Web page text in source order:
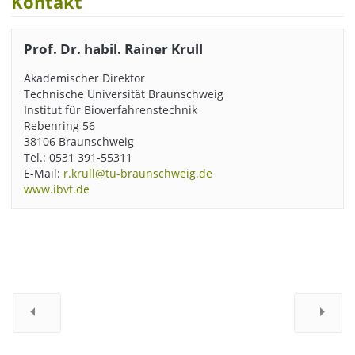
Prof. Dr. habil. Rainer Krull
Akademischer Direktor
Technische Universität Braunschweig
Institut für Bioverfahrenstechnik
Rebenring 56
38106 Braunschweig
Tel.: 0531 391-55311
E-Mail: r.krull@tu-braunschweig.de
www.ibvt.de